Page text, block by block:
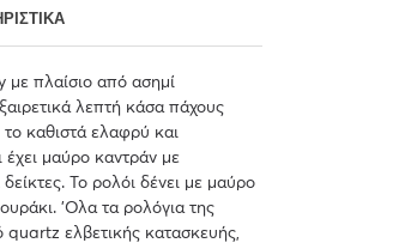
πλαίσιο από ασημί
λεπτή κάσα πάχους
καθιστά ελαφρύ και
μαύρο καντράν με
Το ρολόι δένει με μαύρο
'Ολα τα ρολόγια της
quartz ελβετικής κατασκευής,